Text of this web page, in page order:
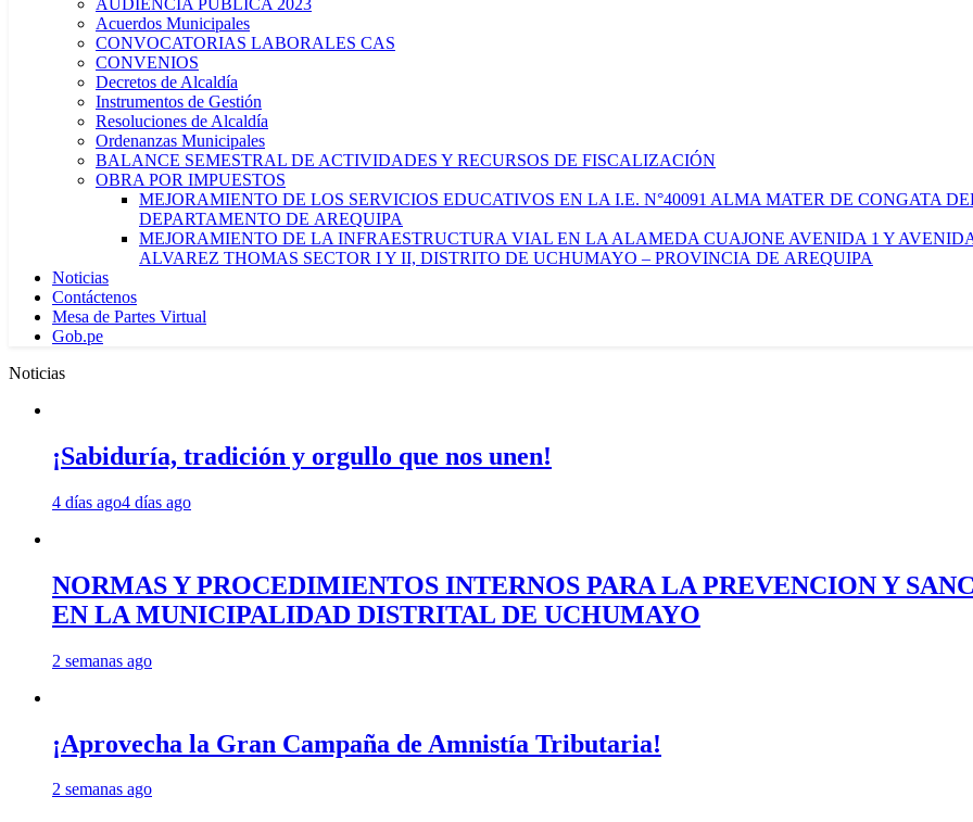
AUDIENCIA PÚBLICA 2023
Acuerdos Municipales
CONVOCATORIAS LABORALES CAS
CONVENIOS
Decretos de Alcaldía
Instrumentos de Gestión
Resoluciones de Alcaldía
Ordenanzas Municipales
BALANCE SEMESTRAL DE ACTIVIDADES Y RECURSOS DE FISCALIZACIÓN
OBRA POR IMPUESTOS
MEJORAMIENTO DE LOS SERVICIOS EDUCATIVOS EN LA I.E. N°40091 ALMA MATER DE CONGATA
DEPARTAMENTO DE AREQUIPA
MEJORAMIENTO DE LA INFRAESTRUCTURA VIAL EN LA ALAMEDA CUAJONE AVENIDA 1 Y
ALVAREZ THOMAS SECTOR I Y II, DISTRITO DE UCHUMAYO – PROVINCIA DE AREQUIPA
Noticias
Contáctenos
Mesa de Partes Virtual
Gob.pe
Noticias
¡Sabiduría, tradición y orgullo que nos unen!
4 días ago4 días ago
NORMAS Y PROCEDIMIENTOS INTERNOS PARA LA PREVENCION Y
EN LA MUNICIPALIDAD DISTRITAL DE UCHUMAYO
2 semanas ago
¡Aprovecha la Gran Campaña de Amnistía Tributaria!
2 semanas ago